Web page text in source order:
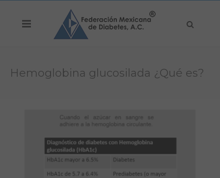
Hemoglobina glucosilada ¿Qué es?